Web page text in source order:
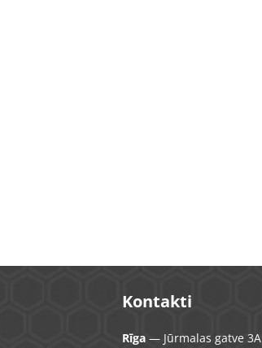
Kontakti
Rīga — Jūrmalas gatve 3A